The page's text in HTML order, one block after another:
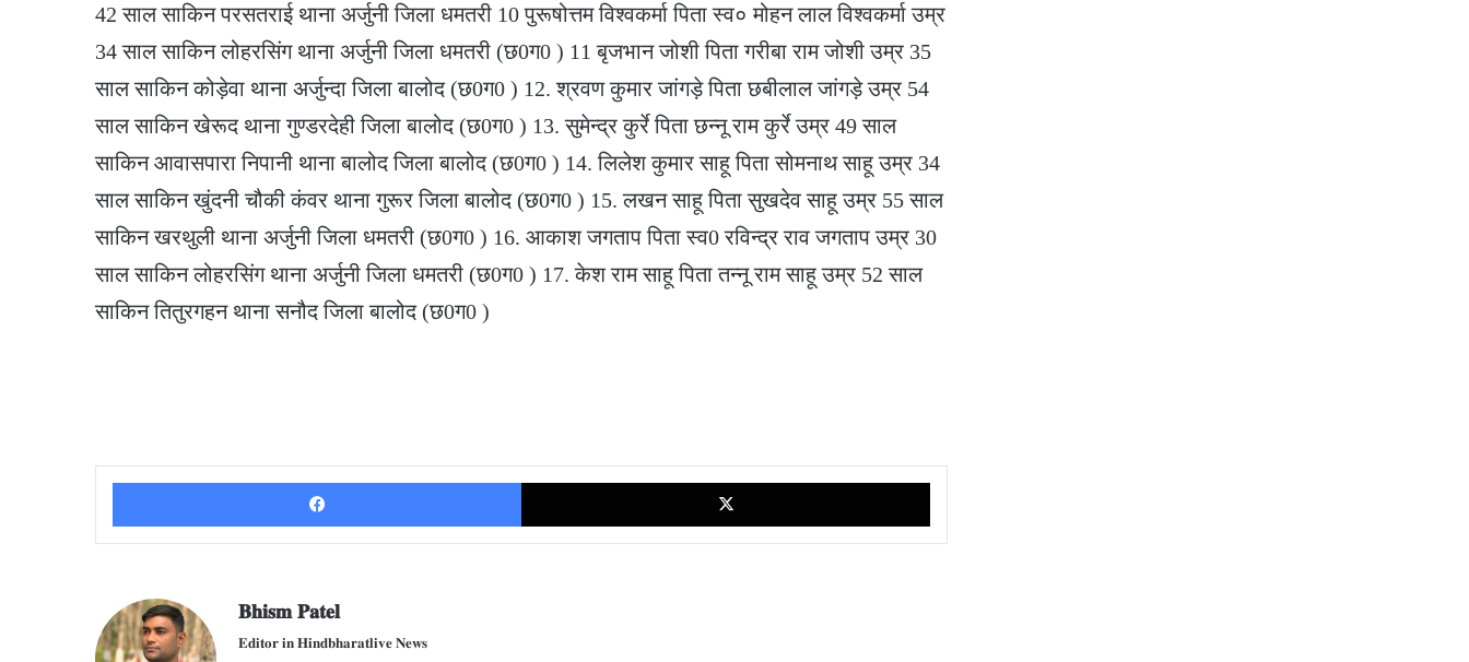
42 साल साकिन परसतराई थाना अर्जुनी जिला धमतरी 10 पुरूषोत्तम विश्वकर्मा पिता स्व० मोहन लाल विश्वकर्मा उम्र
34 साल साकिन लोहरसिंग थाना अर्जुनी जिला धमतरी (छ0ग0 ) 11 बृजभान जोशी पिता गरीबा राम जोशी उम्र 35
साल साकिन कोड़ेवा थाना अर्जुन्दा जिला बालोद (छ0ग0 ) 12. श्रवण कुमार जांगड़े पिता छबीलाल जांगड़े उम्र 54
साल साकिन खेरूद थाना गुण्डरदेही जिला बालोद (छ0ग0 ) 13. सुमेन्द्र कुर्रे पिता छन्नू राम कुर्रे उम्र 49 साल
साकिन आवासपारा निपानी थाना बालोद जिला बालोद (छ0ग0 ) 14. लिलेश कुमार साहू पिता सोमनाथ साहू उम्र 34
साल साकिन खुंदनी चौकी कंवर थाना गुरूर जिला बालोद (छ0ग0 ) 15. लखन साहू पिता सुखदेव साहू उम्र 55 साल
साकिन खरथुली थाना अर्जुनी जिला धमतरी (छ0ग0 ) 16. आकाश जगताप पिता स्व0 रविन्द्र राव जगताप उम्र 30
साल साकिन लोहरसिंग थाना अर्जुनी जिला धमतरी (छ0ग0 ) 17. केश राम साहू पिता तन्नू राम साहू उम्र 52 साल
साकिन तितुरगहन थाना सनौद जिला बालोद (छ0ग0 )
Facebook
𝐁𝐡𝐢𝐬𝐦 𝐏𝐚𝐭𝐞𝐥
𝐄𝐝𝐢𝐭𝐨𝐫 𝐢𝐧 𝐇𝐢𝐧𝐝𝐛𝐡𝐚𝐫𝐚𝐭𝐥𝐢𝐯𝐞 𝐍𝐞𝐰𝐬